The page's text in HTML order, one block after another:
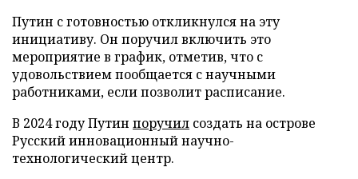
Путин с готовностью откликнулся на эту
инициативу. Он поручил включить это
мероприятие в график, отметив, что с
удовольствием пообщается с научными
работниками, если позволит расписание.
В 2024 году Путин поручил создать на острове
Русский инновационный научно-
технологический центр.